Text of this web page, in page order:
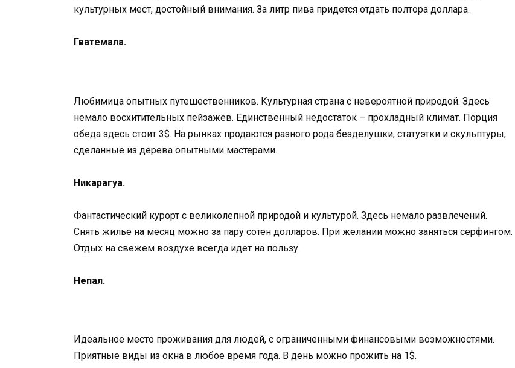
культурных мест, достойный внимания. За литр пива придется отдать полтора доллара.
Гватемала.
Любимица опытных путешественников. Культурная страна с невероятной природой. Здесь
немало восхитительных пейзажев. Единственный недостаток – прохладный климат. Порция
обеда здесь стоит 3$. На рынках продаются разного рода безделушки, статуэтки и скульптуры,
сделанные из дерева опытными мастерами.
Никарагуа.
Фантастический курорт с великолепной природой и культурой. Здесь немало развлечений.
Снять жилье на месяц можно за пару сотен долларов. При желании можно заняться серфингом.
Отдых на свежем воздухе всегда идет на пользу.
Непал.
Идеальное место проживания для людей, с ограниченными финансовыми возможностями.
Приятные виды из окна в любое время года. В день можно прожить на 1$.